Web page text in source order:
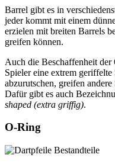
Barrel gibt es in
jeder kommt mit einem
erzielen mit breiten Barrels
greifen können.
Auch die Beschaffenheit
Spieler eine extrem
abzurutschen, greifen
Dafür gibt es auch
shaped (extra griffig).
O-Ring